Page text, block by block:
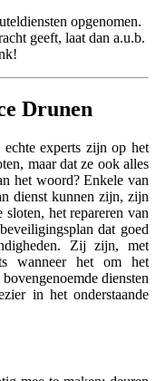
opgenomen.
geeft, laat dan a.u.b.
Drunen
experts zijn op het
maar dat ze ook alles
het woord? Enkele van
dienst kunnen zijn, zijn
het repareren van
dat goed
Zij zijn, met
wanneer het om het
diensten
in het onderstaande